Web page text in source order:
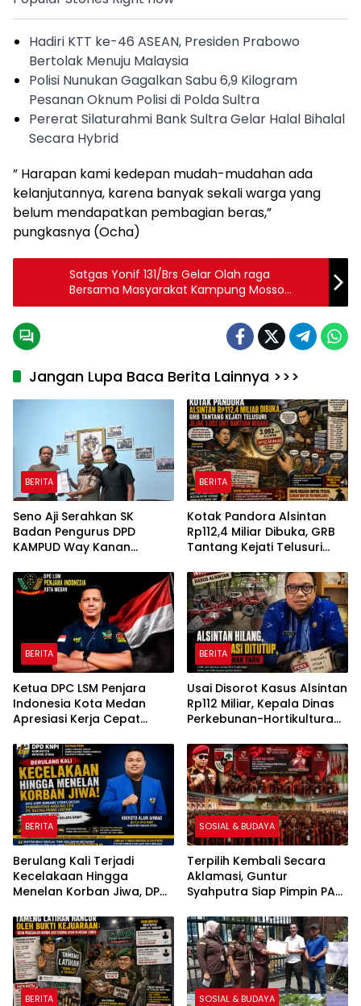
Hadiri KTT ke-46 ASEAN, Presiden Prabowo
Bertolak Menuju Malaysia
Polisi Nunukan Gagalkan Sabu 6,9 Kilogram
Pesanan Oknum Polisi di Polda Sultra
Pererat Silaturahmi Bank Sultra Gelar Halal Bihalal
Secara Hybrid
” Harapan kami kedepan mudah-mudahan ada
kelanjutannya, karena banyak sekali warga yang
belum mendapatkan pembagian beras,”
pungkasnya (Ocha)
Satgas Yonif 131/Brs Gelar Olah raga
Bersama Masyarakat Kampung Mosso
Papua
Jangan Lupa Baca Berita Lainnya >>>
BERITA
Seno Aji Serahkan SK
Badan Pengurus DPD
KAMPUD Way Kanan
BERITA
Kotak Pandora Alsintan
Rp112,4 Miliar Dibuka, GRB
Tantang Kejati Telusuri
Negara
BERITA
Ketua DPC LSM Penjara
Indonesia Kota Medan
Apresiasi Kerja Cepat
Ungkap Kasus Dugaan
Pemerasan
BERITA
Usai Disorot Kasus Alsintan
Rp112 Miliar, Kepala Dinas
Perkebunan-Hortikultura
Komunikasi dengan Media
BERITA
Berulang Kali Terjadi
Kecelakaan Hingga
Menelan Korban Jiwa, DPD
Penghentian Aktivitas
Hauling dan Evaluasi Total
Perizinan PT Sultra Prima
Lestari
SOSIAL & BUDAYA
Terpilih Kembali Secara
Aklamasi, Guntur
Syahputra Siap Pimpin PAC
Denai Periode 2026–2029
BERITA SOSIAL & BUDAYA